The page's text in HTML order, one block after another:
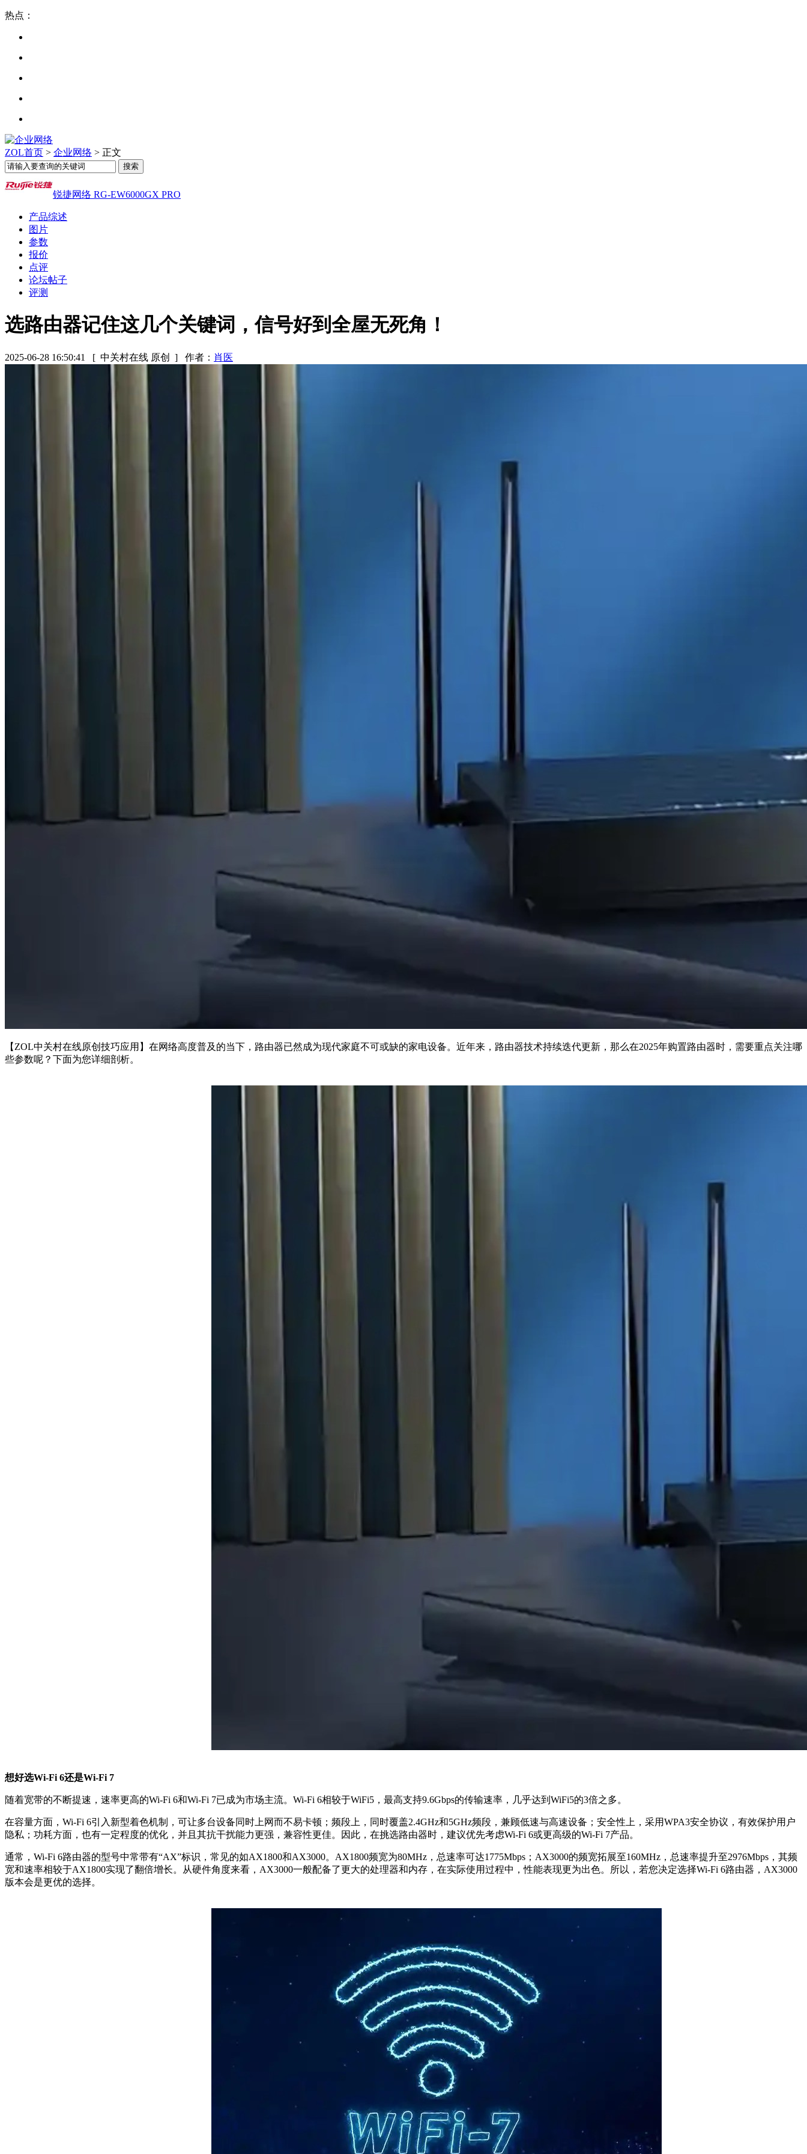
热点：
ZOL首页 > 企业网络 > 正文
锐捷网络 RG-EW6000GX PRO
产品综述
图片
参数
报价
点评
论坛帖子
评测
选路由器记住这几个关键词，信号好到全屋无死角！
2025-06-28 16:50:41 [ 中关村在线 原创 ] 作者： 肖医
【ZOL中关村在线原创技巧应用】 在网络高度普及的当下，路由器已然成为现代家庭不可或缺的家电设备。近年来，路由器技术持续迭代更新，那么在2025年购置路由器时，需要重点关注哪
些参数呢？下面为您详细剖析。
想好选Wi-Fi 6还是Wi-Fi 7
随着宽带的不断提速，速率更高的Wi-Fi 6和Wi-Fi 7已成为市场主流。 Wi-Fi 6相较于WiFi5，最高支持9.6Gbps的传输速率，几乎达到WiFi5的3倍之多。
在容量方面， Wi-Fi 6引入新型着色机制，可让多台设备同时上网而不易卡顿；频段上，同时覆盖2.4GHz和5GHz频段，兼顾低速与高速设备；安全性上，采用WPA3安全协议，有效保护用户
隐私；功耗方面，也有一定程度的优化，并且其抗干扰能力更强，兼容性更佳。因此，在挑选路由器时，建议优先考虑Wi-Fi 6或更高级的Wi-Fi 7产品。
通常， Wi-Fi 6路由器的型号中常带有“AX”标识，常见的如AX1800和AX3000。AX1800频宽为80MHz，总速率可达1775Mbps；AX3000的频宽拓展至160MHz，总速率提升至2976Mbps，其频
宽和速率相较于AX1800实现了翻倍增长。从硬件角度来看，AX3000一般配备了更大的处理器和内存，在实际使用过程中，性能表现更为出色。所以，若您决定选择Wi-Fi 6路由器，AX3000
版本会是更优的选择。